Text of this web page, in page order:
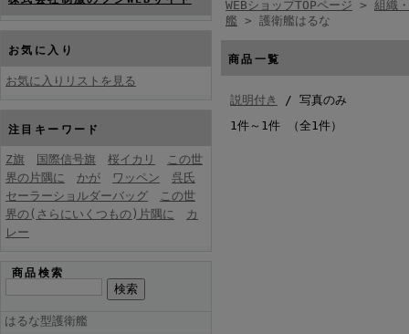
お気に入り
お気に入りリストを見る
注目キーワード
Z旗 国際信号旗 桜イカリ
この世
界の片隅に
かが ワッペン
呉氏
セーラーショルダーバッグ
この世
界の(さらにいくつもの)片隅に
カ
レー
商品検索
はるな型護衛艦
WEBショップTOPページ > 組織
艦 > 護衛艦はるな
商品一覧
説明付き
/ 写真のみ
1件～1件 （全1件）